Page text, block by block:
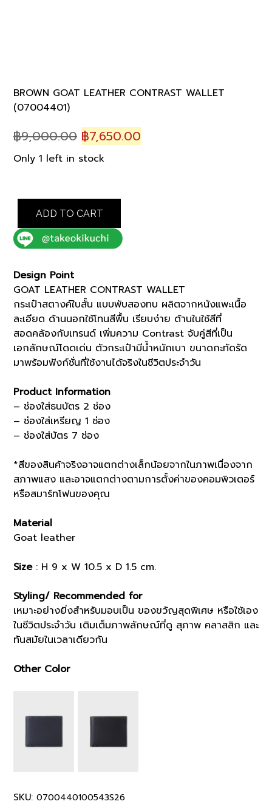
BROWN GOAT LEATHER CONTRAST WALLET
(07004401)
฿9,000.00 Original
price
฿7,650.00
Only 1 left in stock
BROWN
GOAT
LEATHER
CONTRAST
(07004401)
quantity
ADD TO CART
Design Point
GOAT LEATHER CONTRAST WALLET
กระเป๋าสตางค์ใบสั้น แบบพับสองทบ ผลิตจากหนังแพะเนื้อ
ละเอียด ด้านนอกใช้โทนสีพื้น เรียบง่าย ด้านในใช้สีที่
สอดคล้องกับเทรนด์ เพิ่มความ Contrast จับคู่สีที่เป็น
เอกลักษณ์โดดเด่น ตัวกระเป๋ามีน้ำหนักเบา ขนาดกะทัดรัด
มาพร้อมฟังก์ชั่นที่ใช้งานได้จริงในชีวิตประจำวัน
Product Information
– ช่องใส่ธนบัตร 2 ช่อง
– ช่องใส่เหรียญ 1 ช่อง
– ช่องใส่บัตร 7 ช่อง
*สีของสินค้าจริงอาจแตกต่างเล็กน้อยจากในภาพเนื่องจาก
สภาพแสง และอาจแตกต่างตามการตั้งค่าของคอมพิวเตอร์
หรือสมาร์ทโฟนของคุณ
Material
Goat leather
Size: H 9 x W 10.5 x D 1.5 cm.
Styling/ Recommended for
เหมาะอย่างยิ่งสำหรับมอบเป็น ของขวัญสุดพิเศษ หรือใช้เอง
ในชีวิตประจำวัน เติมเต็มภาพลักษณ์ที่ดู สุภาพ คลาสสิก และ
ทันสมัยในเวลาเดียวกัน
Other Color
SKU: 0700440100543S26